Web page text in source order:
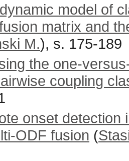
model of
matrix and
M.), s. 175-189
the one-
coupling
onset detection
ODF fusion (